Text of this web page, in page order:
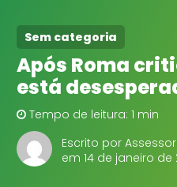
Sem categoria
Após Roma
está
Tempo de leitura: 1 min
Escrito por
em 14 de janeiro de